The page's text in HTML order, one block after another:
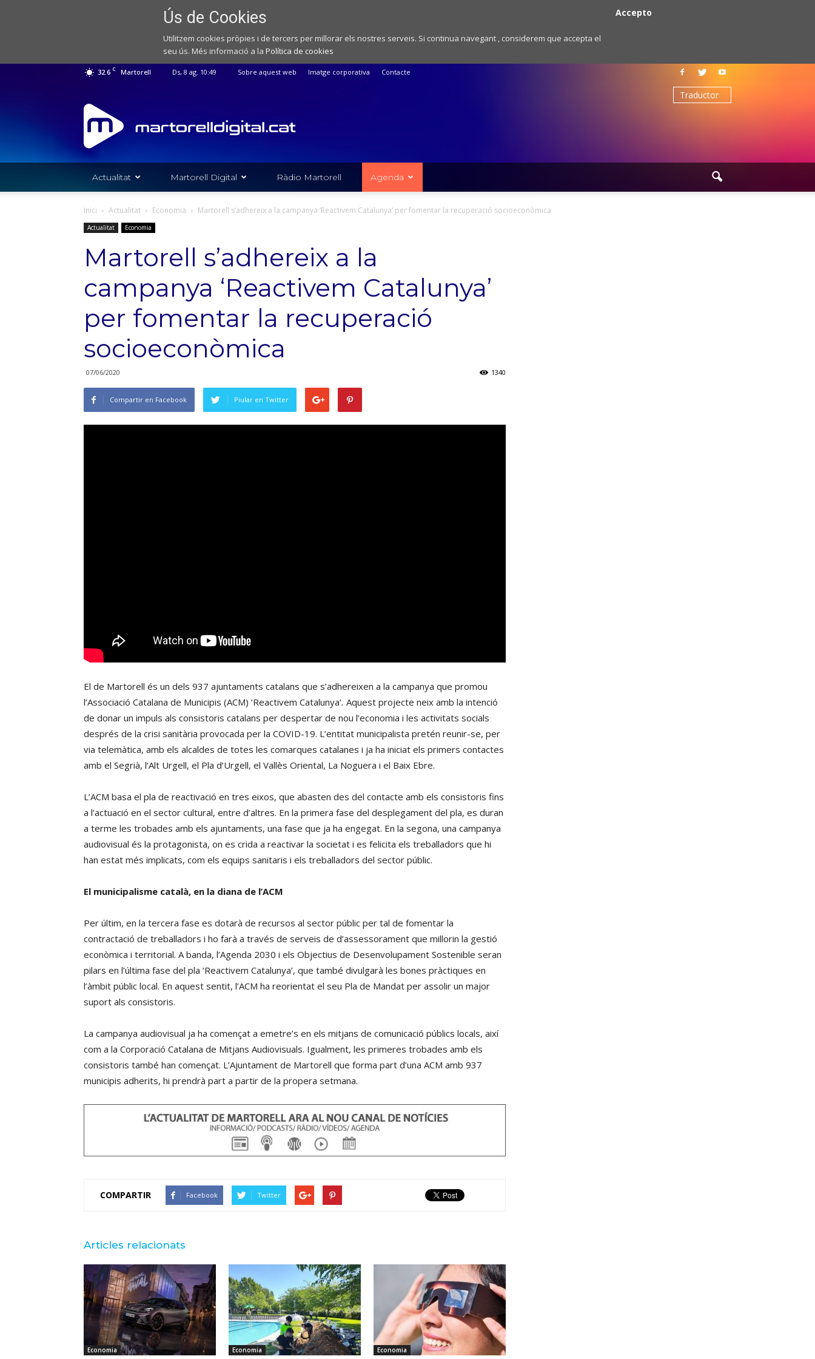
Ús de Cookies
Utilitzem cookies pròpies i de tercers per millorar els nostres serveis. Si continua navegant , considerem que accepta el
seu ús. Més informació a la Política de cookies
Accepto
32.6 C Martorell Ds, 8 ag. 10:49 Sobre aquest web Imatge corporativa Contacte
Web
de
notícies
de
l'Ajuntament
Martorell
Actualitat Martorell Digital Ràdio Martorell Agenda
Inici Actualitat Economia Martorell s’adhereix a la campanya ‘Reactivem Catalunya’ per fomentar la recuperació socioeconòmica
Actualitat Economia
Martorell s’adhereix a la
campanya ‘Reactivem Catalunya’
per fomentar la recuperació
socioeconòmica
07/06/2020 1340
Compartir en Facebook Piular en Twitter
El de Martorell és un dels 937 ajuntaments catalans que s’adhereixen a la campanya que promou
l’Associació Catalana de Municipis (ACM) ‘Reactivem Catalunya’. Aquest projecte neix amb la intenció
de donar un impuls als consistoris catalans per despertar de nou l’economia i les activitats socials
després de la crisi sanitària provocada per la COVID-19. L’entitat municipalista pretén reunir-se, per
via telemàtica, amb els alcaldes de totes les comarques catalanes i ja ha iniciat els primers contactes
amb el Segrià, l’Alt Urgell, el Pla d’Urgell, el Vallès Oriental, La Noguera i el Baix Ebre.
L’ACM basa el pla de reactivació en tres eixos, que abasten des del contacte amb els consistoris fins
a l’actuació en el sector cultural, entre d’altres. En la primera fase del desplegament del pla, es duran
a terme les trobades amb els ajuntaments, una fase que ja ha engegat. En la segona, una campanya
audiovisual és la protagonista, on es crida a reactivar la societat i es felicita els treballadors que hi
han estat més implicats, com els equips sanitaris i els treballadors del sector públic.
El municipalisme català, en la diana de l’ACM
Per últim, en la tercera fase es dotarà de recursos al sector públic per tal de fomentar la
contractació de treballadors i ho farà a través de serveis de d’assessorament que millorin la gestió
econòmica i territorial. A banda, l’Agenda 2030 i els Objectius de Desenvolupament Sostenible seran
pilars en l’última fase del pla ‘Reactivem Catalunya’, que també divulgarà les bones pràctiques en
l’àmbit públic local. En aquest sentit, l’ACM ha reorientat el seu Pla de Mandat per assolir un major
suport als consistoris.
La campanya audiovisual ja ha començat a emetre’s en els mitjans de comunicació públics locals, així
com a la Corporació Catalana de Mitjans Audiovisuals. Igualment, les primeres trobades amb els
consistoris també han començat. L’Ajuntament de Martorell que forma part d’una ACM amb 937
municipis adherits, hi prendrà part a partir de la propera setmana.
COMPARTIR Facebook Twitter
Articles relacionats
Economia Economia Economia